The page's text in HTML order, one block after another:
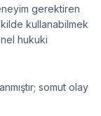
gerektiren
kullanabilmek
hukuki
somut olay